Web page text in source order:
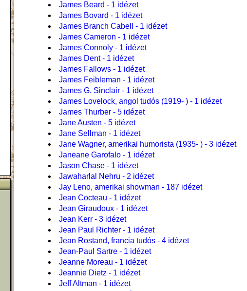
James Beard - 1 idézet
James Bovard - 1 idézet
James Branch Cabell - 1 idézet
James Cameron - 1 idézet
James Connoly - 1 idézet
James Dent - 1 idézet
James Fallows - 1 idézet
James Feibleman - 1 idézet
James G. Sinclair - 1 idézet
James Lovelock, angol tudós (1919- ) - 1 idézet
James Thurber - 5 idézet
Jane Austen - 5 idézet
Jane Sellman - 1 idézet
Jane Wagner, amerikai humorista (1935- ) - 3 idézet
Janeane Garofalo - 1 idézet
Jason Chase - 1 idézet
Jawaharlal Nehru - 2 idézet
Jay Leno, amerikai showman - 187 idézet
Jean Cocteau - 1 idézet
Jean Giraudoux - 1 idézet
Jean Kerr - 3 idézet
Jean Paul Richter - 1 idézet
Jean Rostand, francia tudós - 4 idézet
Jean-Paul Sartre - 1 idézet
Jeanne Moreau - 1 idézet
Jeannie Dietz - 1 idézet
Jeff Altman - 1 idézet